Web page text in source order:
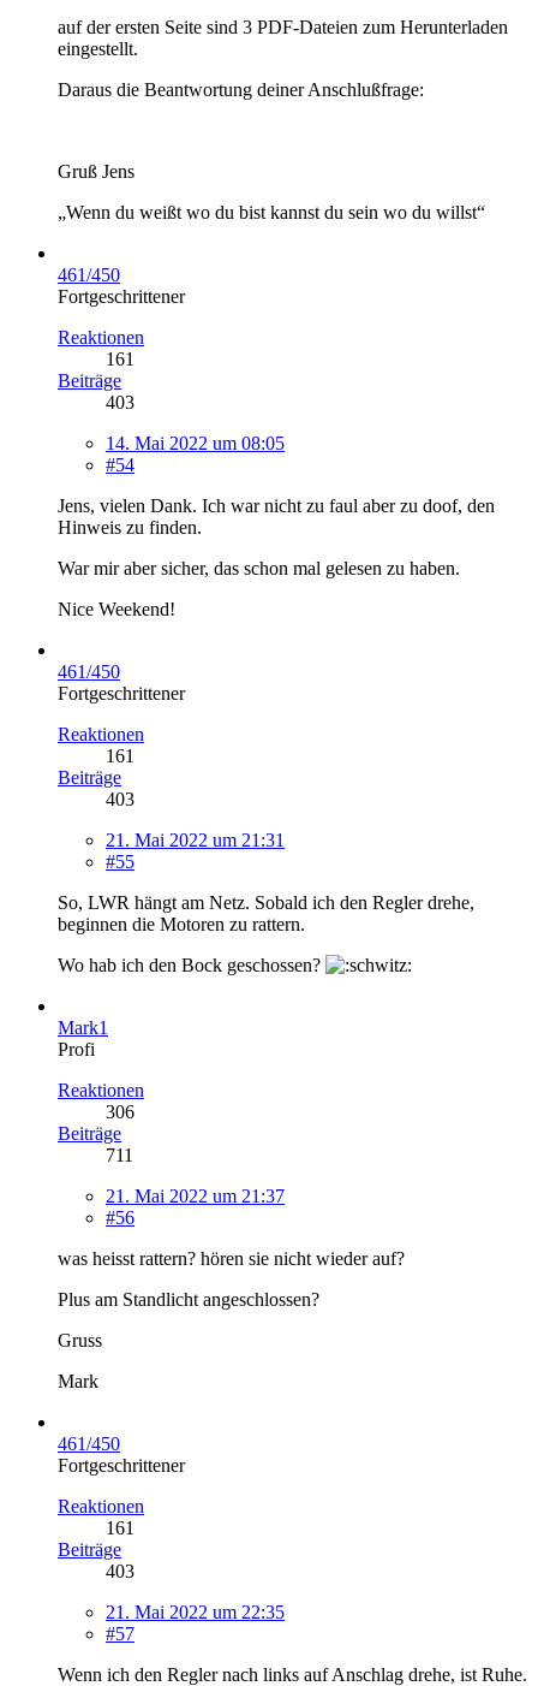
auf der ersten Seite sind 3 PDF-Dateien zum Herunterladen
eingestellt.
Daraus die Beantwortung deiner Anschlußfrage:
Gruß Jens
„Wenn du weißt wo du bist kannst du sein wo du willst“
461/450
Fortgeschrittener
Reaktionen
161
Beiträge
403
14. Mai 2022 um 08:05
#54
Jens, vielen Dank. Ich war nicht zu faul aber zu doof, den
Hinweis zu finden.
War mir aber sicher, das schon mal gelesen zu haben.
Nice Weekend!
461/450
Fortgeschrittener
Reaktionen
161
Beiträge
403
21. Mai 2022 um 21:31
#55
So, LWR hängt am Netz. Sobald ich den Regler drehe,
beginnen die Motoren zu rattern.
Wo hab ich den Bock geschossen?
Mark1
Profi
Reaktionen
306
Beiträge
711
21. Mai 2022 um 21:37
#56
was heisst rattern? hören sie nicht wieder auf?
Plus am Standlicht angeschlossen?
Gruss
Mark
461/450
Fortgeschrittener
Reaktionen
161
Beiträge
403
21. Mai 2022 um 22:35
#57
Wenn ich den Regler nach links auf Anschlag drehe, ist Ruhe.